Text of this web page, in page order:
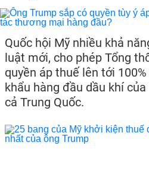
Quốc hội Mỹ nhiều khả
luật mới, cho phép Tổng
quyền áp thuế lên tới
khẩu hàng đầu dầu khí
cả Trung Quốc.